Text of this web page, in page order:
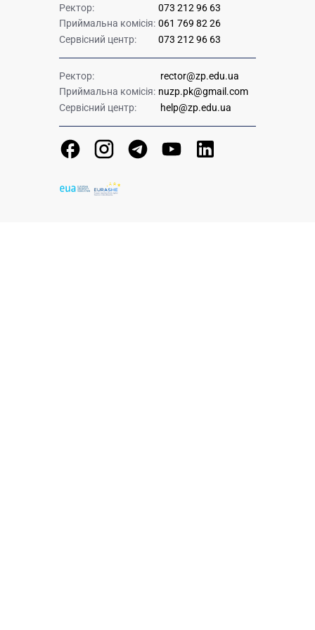
Ректор:
073 212 96 63
Приймальна комісія: 061 769 82 26
Сервісний центр:
073 212 96 63
Ректор:
rector@zp.edu.ua
Приймальна комісія: nuzp.pk@gmail.com
Сервісний центр:
help@zp.edu.ua